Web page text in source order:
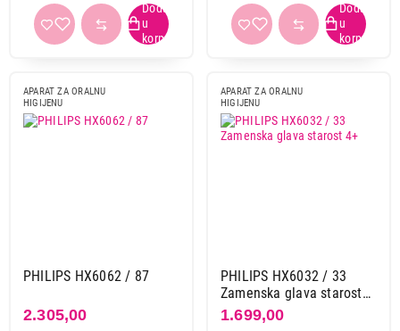
APARAT ZA ORALNU
HIGIJENU
PHILIPS HX6062 / 87
2.305,00
APARAT ZA ORALNU
HIGIJENU
PHILIPS HX6032 / 33
Zamenska glava starost
4+
1.699,00